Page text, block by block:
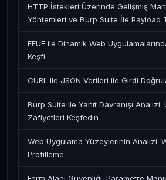
HTTP İstekleri Üzerinde Gelişmiş
Yöntemleri ve Burp Suite İle Payload
FFUF ile Dinamik Web
Keşfi
CURL ile JSON Verileri ile Girdi
Burp Suite ile Yanıt Davranışı
Zafiyetleri Keşfedin
Web Uygulama Yüzeylerinin Analizi:
Profilleme